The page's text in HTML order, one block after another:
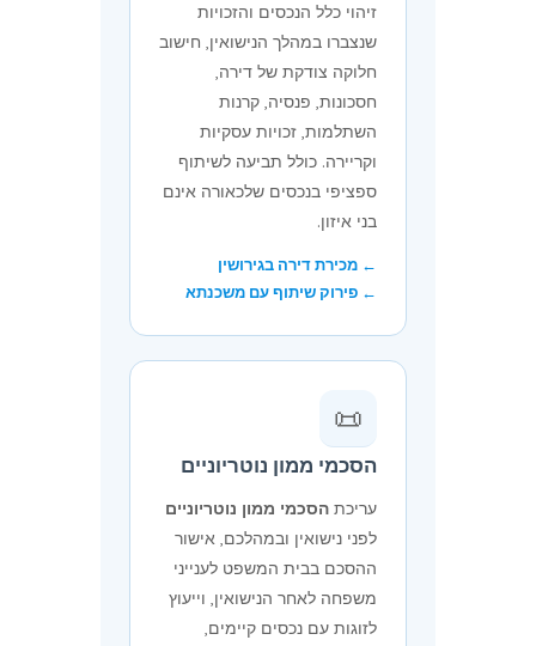
זיהוי כלל הנכסים והזכויות
שנצברו במהלך הנישואין, חישוב
חלוקה צודקת של דירה,
חסכונות, פנסיה, קרנות
השתלמות, זכויות עסקיות
וקריירה. כולל תביעה לשיתוף
ספציפי בנכסים שלכאורה אינם
בני איזון.
← מכירת דירה בגירושין
← פירוק שיתוף עם משכנתא
📜
הסכמי ממון נוטריוניים
עריכת הסכמי ממון נוטריוניים
לפני נישואין ובמהלכם, אישור
ההסכם בבית המשפט לענייני
משפחה לאחר הנישואין, וייעוץ
לזוגות עם נכסים קיימים,